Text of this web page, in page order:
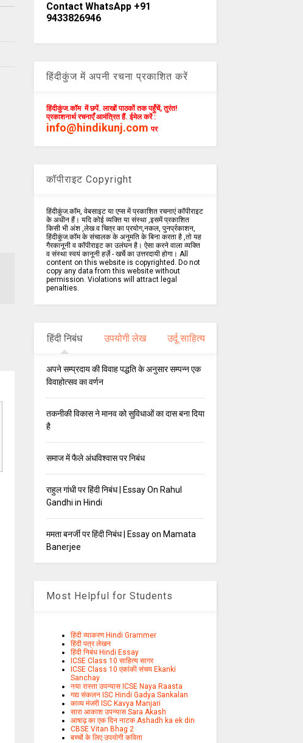
Contact WhatsApp +91
9433826946
हिंदीकुंज में अपनी रचना प्रकाशित करें
हिंदीकुंज.कॉम में छपें. लाखों पाठकों तक पहुँचें, तुरंत!
प्रकाशनार्थ रचनाएँ आमंत्रित हैं. ईमेल करें :
info@hindikunj.com पर
कॉपीराइट Copyright
हिंदीकुंज.कॉम, वेबसाइट या एप्स में प्रकाशित रचनाएं कॉपीराइट
के अधीन हैं। यदि कोई व्यक्ति या संस्था ,इसमें प्रकाशित
किसी भी अंश ,लेख व चित्र का प्रयोग,नकल, पुनर्प्रकाशन,
हिंदीकुंज.कॉम के संचालक के अनुमति के बिना करता है ,तो यह
गैरकानूनी व कॉपीराइट का उलंघन है। ऐसा करने वाला व्यक्ति
व संस्था स्वयं कानूनी हर्ज़े - खर्चे का उत्तरदायी होगा। All
content on this website is copyrighted. Do not
copy any data from this website without
permission. Violations will attract legal
penalties.
हिंदी निबंध उपयोगी लेख उर्दू साहित्य
अपने सम्प्रदाय की विवाह पद्धति के अनुसार सम्पन्न एक
विवाहोत्सव का वर्णन
तकनीकी विकास ने मानव को सुविधाओं का दास बना दिया
है
समाज में फैले अंधविश्वास पर निबंध
राहुल गांधी पर हिंदी निबंध | Essay On Rahul
Gandhi in Hindi
ममता बनर्जी पर हिंदी निबंध | Essay on Mamata
Banerjee
Most Helpful for Students
हिंदी व्याकरण Hindi Grammer
हिंदी पत्र लेखन
हिंदी निबंध Hindi Essay
ICSE Class 10 साहित्य सागर
ICSE Class 10 एकांकी संचय Ekanki
Sanchay
नया रास्ता उपन्यास ICSE Naya Raasta
गद्य संकलन ISC Hindi Gadya Sankalan
काव्य मंजरी ISC Kavya Manjari
सारा आकाश उपन्यास Sara Akash
आषाढ़ का एक दिन नाटक Ashadh ka ek din
CBSE Vitan Bhag 2
बच्चों के लिए उपयोगी कविता